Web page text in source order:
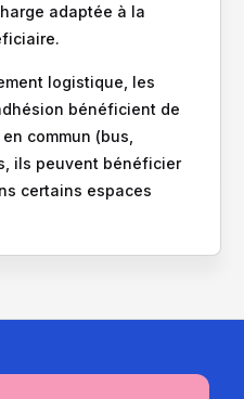
adaptée à la
logistique, les
bénéficient de
commun (bus,
ils peuvent bénéficier
certains espaces